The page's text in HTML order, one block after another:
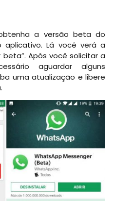
a versão beta do
aplicativo. Lá você verá a
Após você solicitar a
aguardar alguns
uma atualização e libere